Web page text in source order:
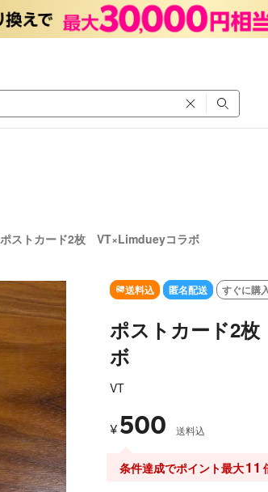
ポストカード2枚 VT×Limdueyコラボ
送料込 匿名配送 すぐに購
ポストカード2
ボ
VT
¥ 500 送料込
条件達成でポイント最大11